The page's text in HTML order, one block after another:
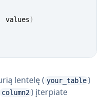
values)
lentelę ( your_table )
column2 ) įterpiate